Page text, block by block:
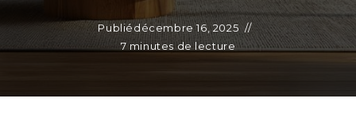
Publiédécembre 16, 2025
7 minutes de lecture